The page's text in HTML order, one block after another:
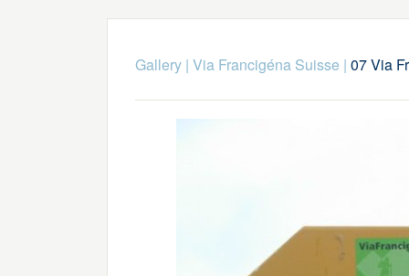
Gallery| Via Francigéna Suisse | 07 Via